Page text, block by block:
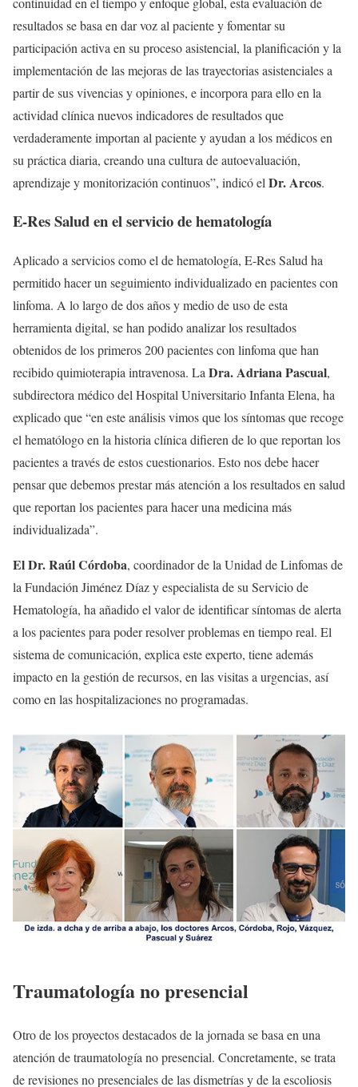
resultados se basa en dar voz al paciente y fomentar su
participación activa en su proceso asistencial, la planificación y la
implementación de las mejoras de las trayectorias asistenciales a
partir de sus vivencias y opiniones, e incorpora para ello en la
actividad clínica nuevos indicadores de resultados que
verdaderamente importan al paciente y ayudan a los médicos en
su práctica diaria, creando una cultura de autoevaluación,
aprendizaje y monitorización continuos”, indicó el Dr. Arcos.
E-Res Salud en el servicio de hematología
Aplicado a servicios como el de hematología, E-Res Salud ha
permitido hacer un seguimiento individualizado en pacientes con
linfoma. A lo largo de dos años y medio de uso de esta
herramienta digital, se han podido analizar los resultados
obtenidos de los primeros 200 pacientes con linfoma que han
recibido quimioterapia intravenosa. La Dra. Adriana Pascual,
subdirectora médico del Hospital Universitario Infanta Elena, ha
explicado que “en este análisis vimos que los síntomas que recoge
el hematólogo en la historia clínica difieren de lo que reportan los
pacientes a través de estos cuestionarios. Esto nos debe hacer
pensar que debemos prestar más atención a los resultados en salud
que reportan los pacientes para hacer una medicina más
individualizada”.
El Dr. Raúl Córdoba, coordinador de la Unidad de Linfomas de
la Fundación Jiménez Díaz y especialista de su Servicio de
Hematología, ha añadido el valor de identificar síntomas de alerta
a los pacientes para poder resolver problemas en tiempo real. El
sistema de comunicación, explica este experto, tiene además
impacto en la gestión de recursos, en las visitas a urgencias, así
como en las hospitalizaciones no programadas.
Traumatología no presencial
Otro de los proyectos destacados de la jornada se basa en una
atención de traumatología no presencial. Concretamente, se trata
de revisiones no presenciales de las dismetrías y de la escoliosis